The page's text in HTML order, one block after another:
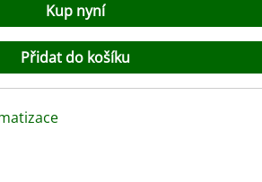
Kup nyní
Přidat do košíku